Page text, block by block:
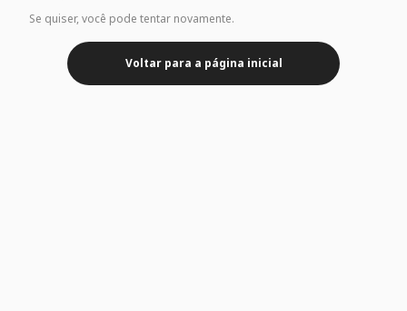
Se quiser, você pode tentar novamente.
Voltar para a página inicial